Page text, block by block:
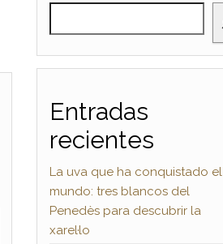
Entradas
recientes
La uva que ha conquistado el
mundo: tres blancos del
Penedès para descubrir la
xarel·lo